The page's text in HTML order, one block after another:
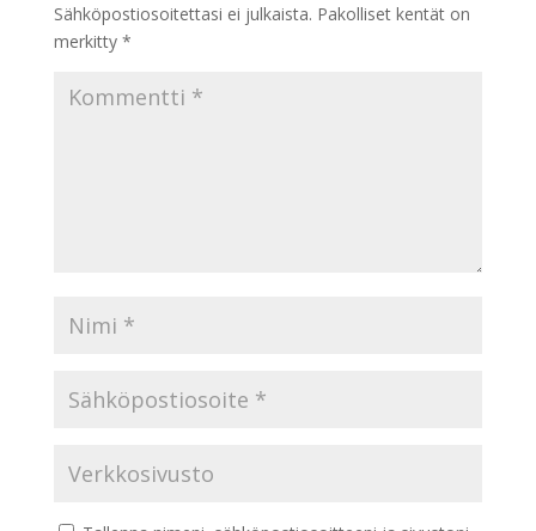
Sähköpostiosoitettasi ei julkaista. Pakolliset kentät on
merkitty *